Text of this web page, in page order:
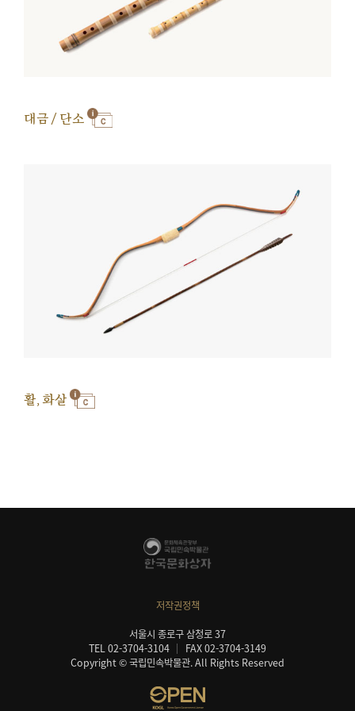
대금 / 단소
활, 화살
저작권정책
서울시 종로구 삼청로 37
TEL 02-3704-3104
FAX 02-3704-3149
Copyright © 국립민속박물관. All Rights Reserved